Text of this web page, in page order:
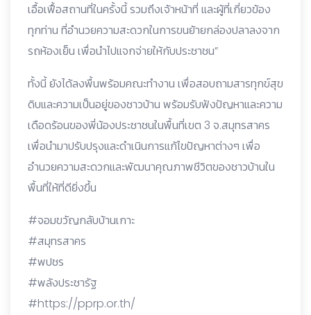
เอื้อเฟื้อสถานที่ในครั้งนี้ รวมถึงเจ้าหน้าที่ และผู้ที่เกี่ยวข้อง
ทุกท่าน ที่อำนวยความสะดวกในการขนย้ายกล่องปลาลงจาก
รถห้องเย็น เพื่อนำไปแจกจ่ายให้กับประชาชน”
ทั้งนี้ ยังได้ลงพื้นพร้อมคณะทำงาน เพื่อสอบถามสารทุกข์สุข
ดิบและความเป็นอยู่ของชาวบ้าน พร้อมรับฟังปัญหาและความ
เดือดร้อนของพี่น้องประชาชนในพื้นที่เขต 3 จ.สมุทรสาคร
เพื่อนำมาปรับปรุงและดำเนินการแก้ไขปัญหาต่างๆ เพื่อ
อำนวยความสะดวกและพัฒนาคุณภาพชีวิตของชาวบ้านใน
พื้นที่ให้ที่ดียิ่งขึ้น
#จอมขวัญกลับบ้านเกาะ
#สมุทรสาคร
#พปชร
#พลังประชารัฐ
#https://pprp.or.th/